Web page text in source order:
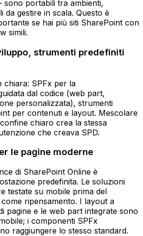
sono portabili tra ambienti,
da gestire in scala. Questo è
se hai più siti SharePoint con
simili.
strumenti predefiniti
chiara: SPFx per la
dal codice (web part,
personalizzata), strumenti
per contenuti e layout. Mescolare
chiaro crea la stessa
che creava SPD.
le pagine moderne
di SharePoint Online è
predefinita. Le soluzioni
testate su mobile prima del
ripensamento. I layout a
pagine e le web part integrate sono
i componenti SPFx
raggiungere lo stesso standard.